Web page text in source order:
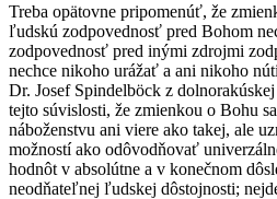
Treba opätovne pripomenúť, že
ľudskú zodpovednosť pred Bohom
zodpovednosť pred inými zdrojmi
nechce nikoho urážať a ani nikoho
Dr. Josef Spindelböck z
tejto súvislosti, že zmienkou o Bohu
náboženstvu ani viere ako takej, ale
možností ako odôvodňovať
hodnôt v absolútne a v konečnom
neodňateľnej ľudskej dôstojnosti;